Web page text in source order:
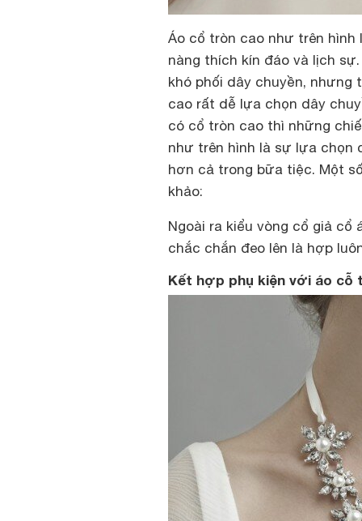
Áo cổ tròn cao như trên
nàng thích kín đáo và lịch
khó phối dây chuyền, nhưng
cao rất dễ lựa chọn dây
có cổ tròn cao thì những
như trên hình là sự lựa chọn
hơn cả trong bữa tiệc. Một
khảo:
Ngoài ra kiểu vòng cổ giả
chắc chắn đeo lên là hợp
Kết hợp phụ kiện với áo cỗ